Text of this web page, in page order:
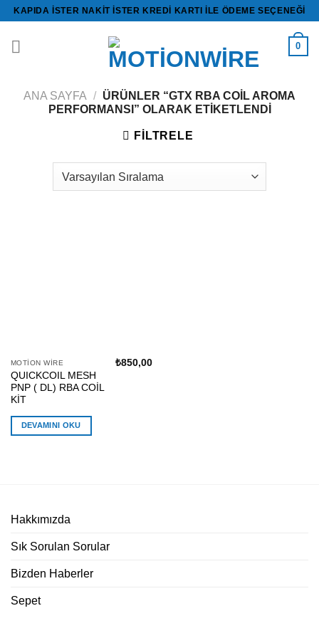
İçeriğe
KAPIDA ISTER NAKİT ISTER KREDİ KARTI ILE ÖDEME SEÇENEĞI
0
ANA SAYFA / ÜRÜNLER “GTX RBA COIL AROMA
PERFORMANSI” OLARAK ETIKETLENDI
FILTRELE
STOKTA YOK
MOTION WIRE
QUICKCOIL MESH
PNP ( DL) RBA COİL
KİT
₺850,00
DEVAMINI OKU
Hakkımızda
Sık Sorulan Sorular
Bizden Haberler
Sepet